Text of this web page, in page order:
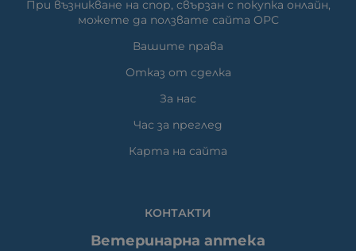
При възникване на спор, свързан с покупка онлайн,
можете да ползвате сайта ОРС
Вашите права
Отказ от сделка
За нас
Час за преглед
Карта на сайта
КОНТАКТИ
Ветеринарна аптека